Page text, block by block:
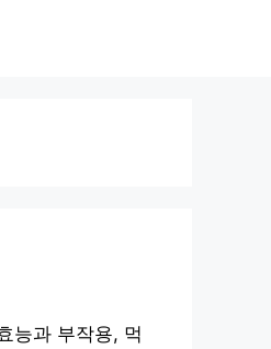
능과 부작용, 먹